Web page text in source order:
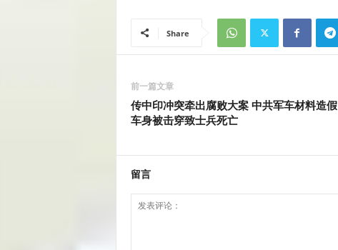
Share
前一篇文章
传中印冲突牵出腐败大案 中共军车材料造假
车身被击穿致士兵死亡
留言